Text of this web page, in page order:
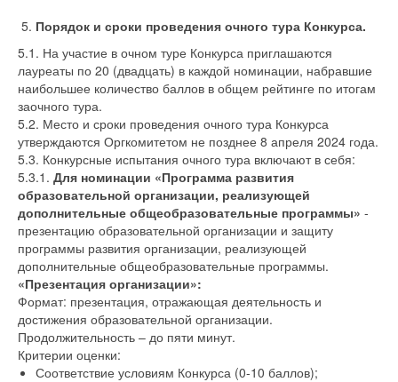
Порядок и сроки проведения очного тура Конкурса.
5.1. На участие в очном туре Конкурса приглашаются
лауреаты по 20 (двадцать) в каждой номинации, набравшие
наибольшее количество баллов в общем рейтинге по итогам
заочного тура.
5.2. Место и сроки проведения очного тура Конкурса
утверждаются Оргкомитетом не позднее 8 апреля 2024 года.
5.3. Конкурсные испытания очного тура включают в себя:
5.3.1. Для номинации «Программа развития
образовательной организации, реализующей
дополнительные общеобразовательные программы» -
презентацию образовательной организации и защиту
программы развития организации, реализующей
дополнительные общеобразовательные программы.
«Презентация организации»:
Формат: презентация, отражающая деятельность и
достижения образовательной организации.
Продолжительность – до пяти минут.
Критерии оценки:
Соответствие условиям Конкурса (0-10 баллов);